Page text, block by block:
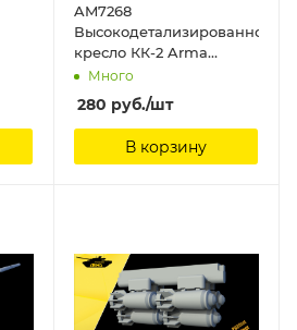
AM7268
Высокодетализированное
кресло КК-2 Arma
Models
Много
280 руб./шт
В корзину